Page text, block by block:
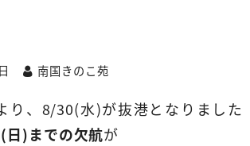
南国きのこ苑
り、8/30(水)が抜港となりました
)までの欠航が